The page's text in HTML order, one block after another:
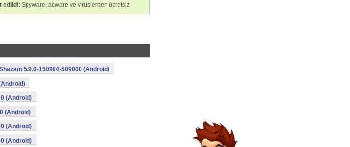
edildi: Spyware, adware ve virüslerden ücretsiz
Shazam 5.9.0-150904-509000 (Android)
(Android)
(Android)
(Android)
(Android)